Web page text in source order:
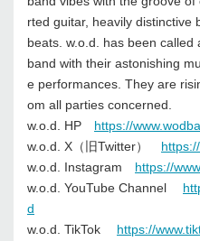
rted guitar, heavily distinctive
beats. w.o.d. has been called
band with their astonishing
e performances. They are
om all parties concerned.
w.o.d. HP https://
w.o.d. X（旧Twitter）
w.o.d. Instagram https://
w.o.d. YouTube Channel
d
w.o.d. TikTok https://